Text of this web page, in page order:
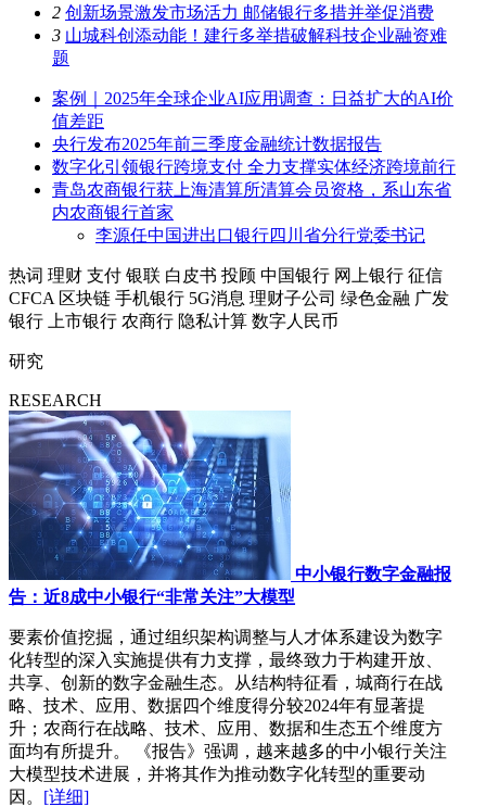
2 创新场景激发市场活力 邮储银行多措并举促消费
3 山城科创添动能！建行多举措破解科技企业融资难
题
案例｜2025年全球企业AI应用调查：日益扩大的AI价
值差距
央行发布2025年前三季度金融统计数据报告
数字化引领银行跨境支付 全力支撑实体经济跨境前行
青岛农商银行获上海清算所清算会员资格，系山东省
内农商银行首家
李源任中国进出口银行四川省分行党委书记
热词 理财 支付 银联 白皮书 投顾 中国银行 网上银行 征信
CFCA 区块链 手机银行 5G消息 理财子公司 绿色金融 广发
银行
上市银行 农商行 隐私计算 数字人民币
研究
RESEARCH
中小银行数字金融报
告：近8成中小银行“非常关注”大模型
要素价值挖掘，通过组织架构调整与人才体系建设为数字
化转型的深入实施提供有力支撑，最终致力于构建开放、
共享、创新的数字金融生态。从结构特征看，城商行在战
略、技术、应用、数据四个维度得分较2024年有显著提
升；农商行在战略、技术、应用、数据和生态五个维度方
面均有所提升。 《报告》强调，越来越多的中小银行关注
大模型技术进展，并将其作为推动数字化转型的重要动
因。 [详细]